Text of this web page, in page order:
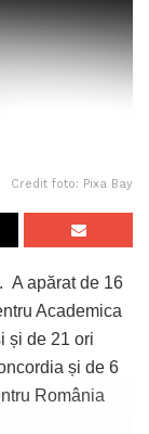
Credit foto: Pixa Bay
A apărat de 16
Academica
și de 21 ori
și de 6
România